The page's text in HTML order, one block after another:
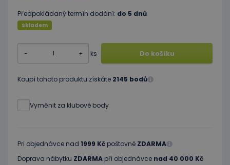
Předpokládaný termín dodání: do 5 dnů
Skladem
- + ks Do košíku
Koupí tohoto produktu získáte 2145 bodů
Vyměnit za klubové body
Pri objednávce nad 1999 Kč poštovné ZDARMA
Doprava nábytku ZDARMA při objednávce nad 40 000 Kč